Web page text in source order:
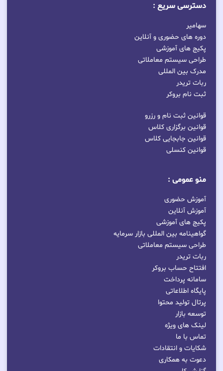
دسترسی سریع :
سهامیر
دوره های حضوری و آنلاین
پکیج های آموزشی
طراحی سیستم معاملاتی
مدرک بین المللی
ربات تریدر
ثبت نام بروکر
قوانین ثبت نام و رزرو
قوانین برگزاری کلاس
قوانین جابجایی کلاس
قوانین کنسلی
منو عمومی :
آموزش حضوری
آموزش آنلاین
پکیج های آموزشی
گواهینامه بین المللی بازار سرمایه
طراحی سیستم معاملاتی
ربات تریدر
افتتاح حساب بروکر
سامانه پرداخت
پایگاه اطلاعاتی
پرتال تولید محتوا
توسعه بازار
لینک های ویژه
تماس با ما
شکایات و انتقادات
دعوت به همکاری